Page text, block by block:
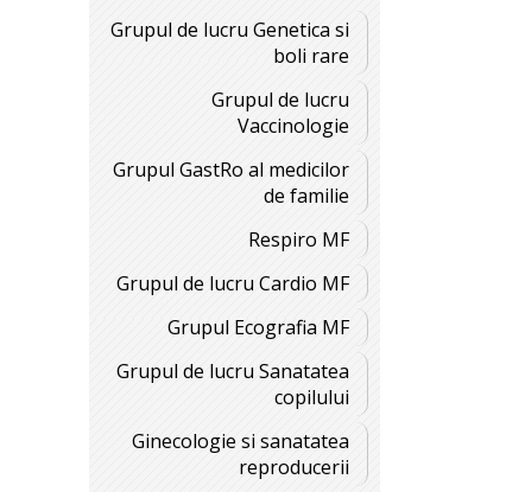
Grupul de lucru Genetica si
boli rare
Grupul de lucru
Vaccinologie
Grupul GastRo al medicilor
de familie
Respiro MF
Grupul de lucru Cardio MF
Grupul Ecografia MF
Grupul de lucru Sanatatea
copilului
Ginecologie si sanatatea
reproducerii